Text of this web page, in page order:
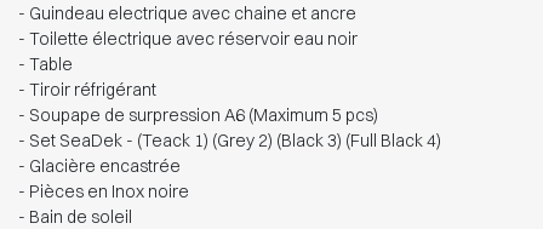
- Guindeau electrique avec chaine et ancre
- Toilette électrique avec réservoir eau noir
- Table
- Tiroir réfrigérant
- Soupape de surpression A6 (Maximum 5 pcs)
- Set SeaDek - (Teack 1) (Grey 2) (Black 3) (Full Black 4)
- Glacière encastrée
- Pièces en Inox noire
- Bain de soleil